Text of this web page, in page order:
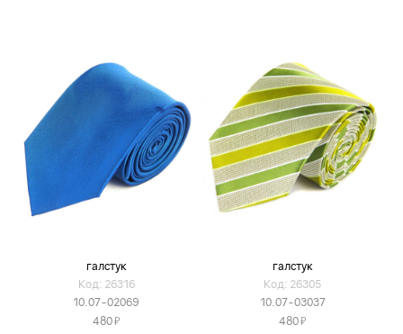
галстук
Код: 26316
10.07-02069
480Я
галстук
Код: 26305
10.07-03037
480Я